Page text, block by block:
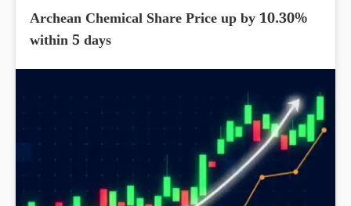
Archean Chemical Share Price up by 10.30%
within 5 days